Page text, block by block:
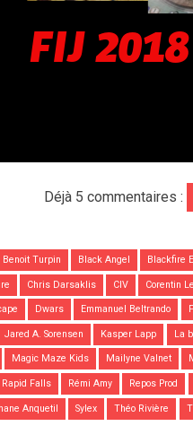
Déjà 5 commentaires :
Benoit Turpin Black Angel Blackfire
Chris Darsaklis CIV Corentin
Dwars Emmanuel Beltrando
Jared A. Sorensen Kasper Lapp La
Magic Maze Kids Mailyne Valnet
Rapid Falls Rémi Amy Repos Prod
Anquetil Sylex Théo Rivière